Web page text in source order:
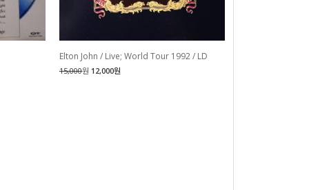
Elton John / Live; World Tour 1992 / LD
15,000원 12,000원